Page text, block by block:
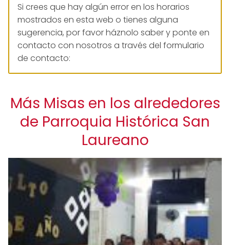
Si crees que hay algún error en los horarios
mostrados en esta web o tienes alguna
sugerencia, por favor háznolo saber y ponte en
contacto con nosotros a través del formulario
de contacto:
Más Misas en los alrededores
de Parroquia Histórica San
Laureano